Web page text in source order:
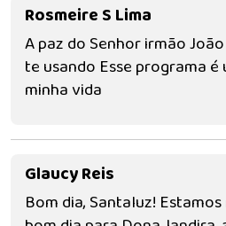
Rosmeire S Lima
A paz do Senhor irmão
te usando Esse programa é
minha vida
Glaucy Reis
Bom dia, Santaluz!